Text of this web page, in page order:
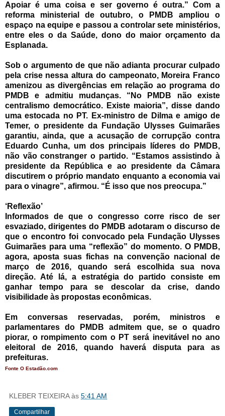
Apoiar é uma coisa e ser governo é outra.” Com a
reforma ministerial de outubro, o PMDB ampliou o
espaço na equipe e passou a controlar sete ministérios,
entre eles o da Saúde, dono do maior orçamento da
Esplanada.
Sob o argumento de que não adianta procurar culpado
pela crise nessa altura do campeonato, Moreira Franco
amenizou as divergências em relação ao programa do
PMDB e admitiu mudanças. “No PMDB não existe
centralismo democrático. Existe maioria”, disse dando
uma estocada no PT. Ex-ministro de Dilma e amigo de
Temer, o presidente da Fundação Ulysses Guimarães
garantiu, ainda, que a acusação de corrupção contra
Eduardo Cunha, um dos principais líderes do PMDB,
não vão constranger o partido. “Estamos assistindo à
presidente da República e ao presidente da Câmara
discutirem o próprio mandato enquanto a economia vai
para o vinagre”, afirmou. “É isso que nos preocupa.”
‘Reflexão’
Informados de que o congresso corre risco de ser
esvaziado, dirigentes do PMDB adotaram o discurso de
que o encontro foi convocado pela Fundação Ulysses
Guimarães para uma “reflexão” do momento. O PMDB,
agora, aposta suas fichas na convenção nacional de
março de 2016, quando será escolhida sua nova
direção. Até lá, a estratégia do partido consiste em
ganhar tempo para se descolar da crise, dando
visibilidade às propostas econômicas.
Em conversas reservadas, porém, ministros e
parlamentares do PMDB admitem que, se o quadro
piorar, o rompimento com o PT será inevitável no ano
eleitoral de 2016, quando haverá disputa para as
prefeituras.
Fonte O Estadão.com
KLEBER TEIXEIRA às 5:41 AM
Compartilhar